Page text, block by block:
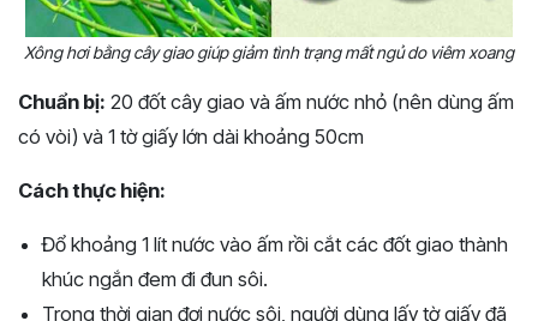
Xông hơi bằng cây giao giúp giảm tình trạng mất ngủ do viêm xoang
Chuẩn bị: 20 đốt cây giao và ấm nước nhỏ (nên dùng ấm
có vòi) và 1 tờ giấy lớn dài khoảng 50cm
Cách thực hiện:
Đổ khoảng 1 lít nước vào ấm rồi cắt các đốt giao thành
khúc ngắn đem đi đun sôi.
Trong thời gian đợi nước sôi, người dùng lấy tờ giấy đã